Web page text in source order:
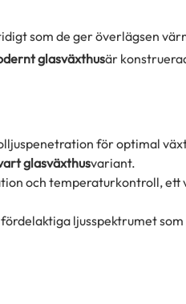
som de ger överlägsen
glasväxthusär
för optimal
glasväxthusvariant.
och temperaturkontroll, ett
ljusspektrumet